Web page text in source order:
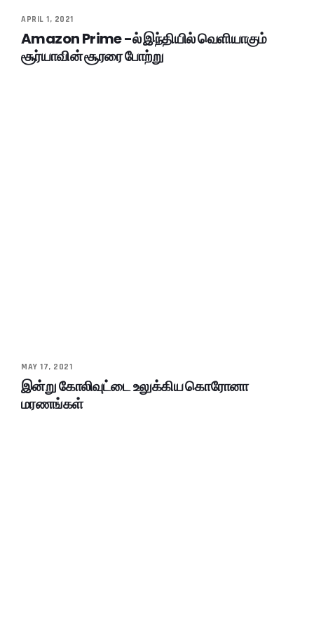
APRIL 1, 2021
Amazon Prime -ல் இந்தியில் வெளியாகும்
சூர்யாவின் சூரரை போற்று
MAY 17, 2021
இன்று கோலிவுட்டை உலுக்கிய கொரோனா
மரணங்கள்